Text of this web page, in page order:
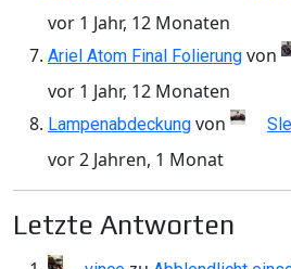
vor 1 Jahr, 12 Monaten
Ariel Atom Final Folierung von
vor 1 Jahr, 12 Monaten
Lampenabdeckung von
vor 2 Jahren, 1 Monat
Letzte Antworten